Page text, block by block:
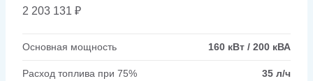
2 203 131 ₽
Основная мощность 160 кВт / 200 кВА
Расход топлива при 75%
35 л/ч